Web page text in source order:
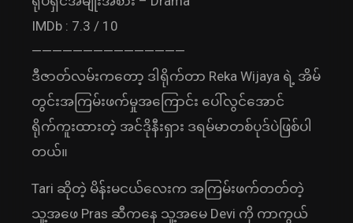
IMDb : 7.3 / 10
———————————————
ဒီဇာတ်လမ်းကတော့ ဒါရိုက်တာ Reka Wijaya ရဲ့ အိမ်
တွင်းအကြမ်းဖက်မှုအကြောင်း ပေါ်လွင်အောင်
ရိုက်ကူးထားတဲ့ အင်ဒိုနီးရှား ဒရမ်မာတစ်ပုဒ်ပဲဖြစ်ပါ
တယ်။
Tari ဆိုတဲ့ မိန်းမငယ်လေးက အကြမ်းဖက်တတ်တဲ့
သူ့အဖေ Pras ဆီကနေ သူ့အမေ Devi ကို ကာကွယ်